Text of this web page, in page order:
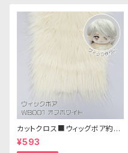
カットクロス■ウィッグボア約8c
m(オフホワイト)WB001 ボア生
地 25cm × 45cm
¥593